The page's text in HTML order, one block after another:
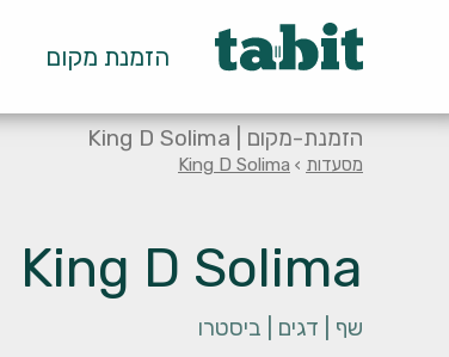
הזמנת מקום
הזמנת-מקום | King D Solima
מסעדות ›
King D Solima
King D Solima
שף | דגים | ביסטרו